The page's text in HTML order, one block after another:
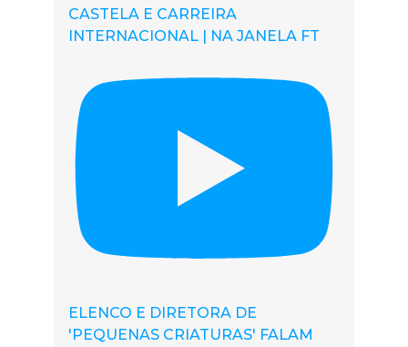
CASTELA E CARREIRA
INTERNACIONAL | NA JANELA FT
ELENCO E DIRETORA DE
'PEQUENAS CRIATURAS' FALAM